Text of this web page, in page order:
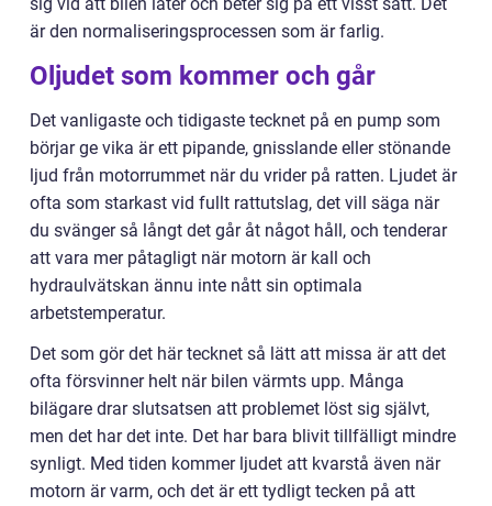
är den normaliseringsprocessen som är farlig.
Oljudet som kommer och går
Det vanligaste och tidigaste tecknet på en pump som
börjar ge vika är ett pipande, gnisslande eller stönande
ljud från motorrummet när du vrider på ratten. Ljudet är
ofta som starkast vid fullt rattutslag, det vill säga när
du svänger så långt det går åt något håll, och tenderar
att vara mer påtagligt när motorn är kall och
hydraulvätskan ännu inte nått sin optimala
arbetstemperatur.
Det som gör det här tecknet så lätt att missa är att det
ofta försvinner helt när bilen värmts upp. Många
bilägare drar slutsatsen att problemet löst sig självt,
men det har det inte. Det har bara blivit tillfälligt mindre
synligt. Med tiden kommer ljudet att kvarstå även när
motorn är varm, och det är ett tydligt tecken på att